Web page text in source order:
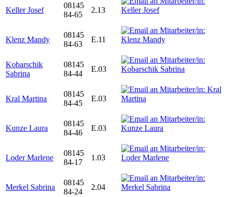
Keller Josef
08145
84-65
2.13
Klenz Mandy
08145
84-63
E.11
Kobarschik
Sabrina
08145
84-44
E.03
Kral Martina
08145
84-45
E.03
Kunze Laura
08145
84-46
E.03
Loder Marlene
08145
84-17
1.03
Merkel Sabrina
08145
84-24
2.04